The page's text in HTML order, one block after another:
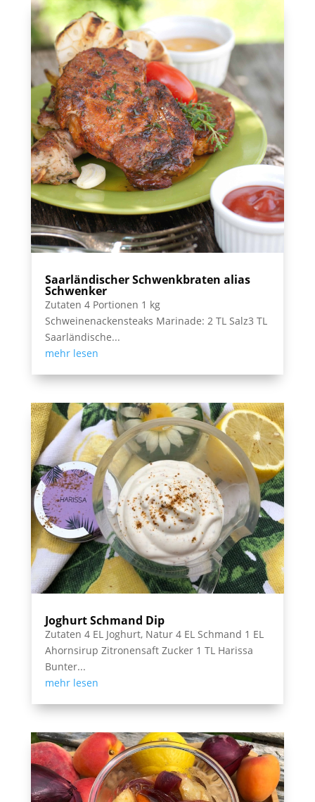
Saarländischer Schwenkbraten alias
Schwenker
Zutaten 4 Portionen 1 kg
Schweinenackensteaks Marinade: 2 TL Salz3 TL
Saarländische...
mehr lesen
Joghurt Schmand Dip
Zutaten 4 EL Joghurt, Natur 4 EL Schmand 1 EL
Ahornsirup Zitronensaft Zucker 1 TL Harissa
Bunter...
mehr lesen